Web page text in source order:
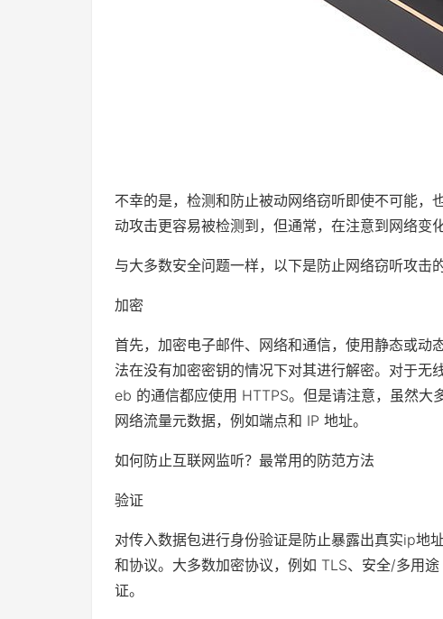
不幸的是，检测和防止被动网络窃听即使不可能，
动攻击更容易被检测到，但通常，在注意到网络变
与大多数安全问题一样，以下是防止网络窃听攻击
加密
首先，加密电子邮件、网络和通信，使用静态或动
法在没有加密密钥的情况下对其进行解密。对于
eb 的通信都应使用 HTTPS。但是请注意，虽然大
网络流量元数据，例如端点和 IP 地址。
如何防止互联网监听？最常用的防范方法
验证
对传入数据包进行身份验证是防止暴露出真实ip地
和协议。大多数加密协议，例如 TLS、安全/多用
证。